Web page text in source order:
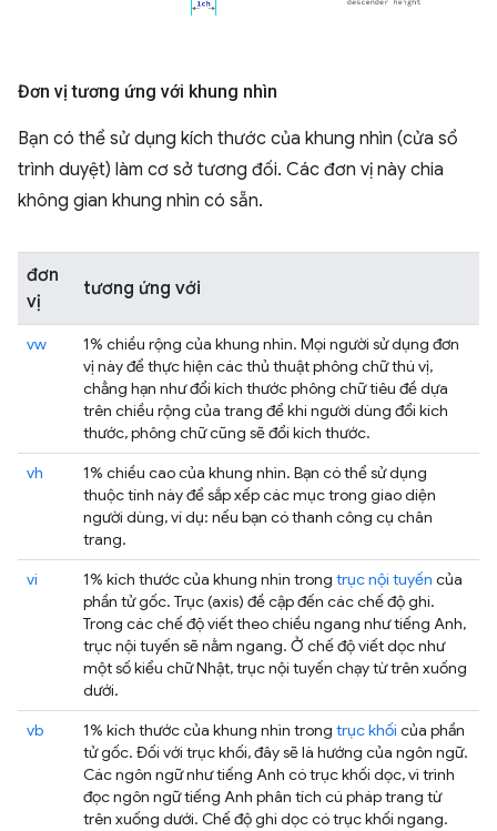
Đơn vị tương ứng với khung nhìn
Bạn có thể sử dụng kích thước của khung nhìn (cửa sổ
trình duyệt) làm cơ sở tương đối. Các đơn vị này chia
không gian khung nhìn có sẵn.
đơn
vị
tương ứng với
vw
1% chiều rộng của khung nhìn. Mọi người sử dụng đơn
vị này để thực hiện các thủ thuật phông chữ thú vị,
chẳng hạn như đổi kích thước phông chữ tiêu đề dựa
trên chiều rộng của trang để khi người dùng đổi kích
thước, phông chữ cũng sẽ đổi kích thước.
vh
1% chiều cao của khung nhìn. Bạn có thể sử dụng
thuộc tính này để sắp xếp các mục trong giao diện
người dùng, ví dụ: nếu bạn có thanh công cụ chân
trang.
vi
1% kích thước của khung nhìn trong trục nội tuyến của
phần tử gốc. Trục (axis) đề cập đến các chế độ ghi.
Trong các chế độ viết theo chiều ngang như tiếng Anh,
trục nội tuyến sẽ nằm ngang. Ở chế độ viết dọc như
một số kiểu chữ Nhật, trục nội tuyến chạy từ trên xuống
dưới.
vb
1% kích thước của khung nhìn trong trục khối của phần
tử gốc. Đối với trục khối, đây sẽ là hướng của ngôn ngữ.
Các ngôn ngữ như tiếng Anh có trục khối dọc, vì trình
đọc ngôn ngữ tiếng Anh phân tích cú pháp trang từ
trên xuống dưới. Chế độ ghi dọc có trục khối ngang.